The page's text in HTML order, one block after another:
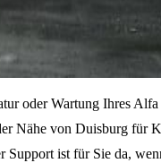
oder Wartung Ihres
Nähe von Duisburg für
Support ist für Sie da,